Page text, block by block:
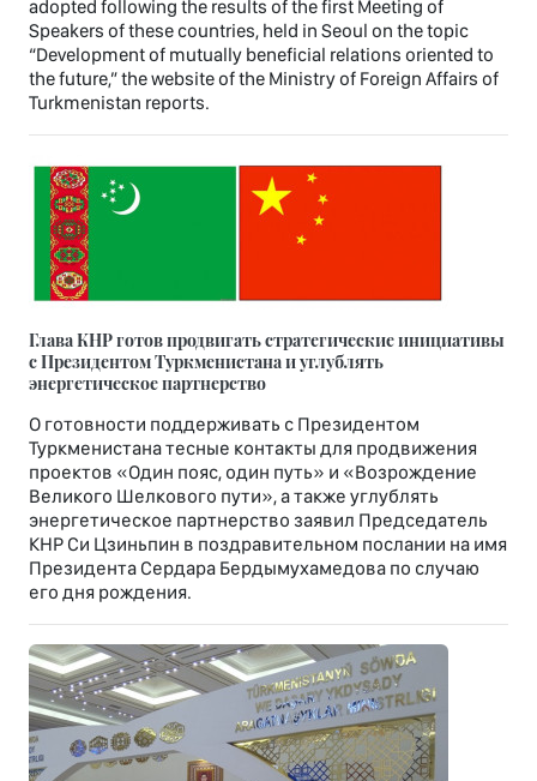
adopted following the results of the first Meeting of
Speakers of these countries, held in Seoul on the topic
“Development of mutually beneficial relations oriented to
the future,” the website of the Ministry of Foreign Affairs of
Turkmenistan reports.
Глава КНР готов продвигать стратегические инициативы
с Президентом Туркменистана и углублять
энергетическое партнерство
О готовности поддерживать с Президентом
Туркменистана тесные контакты для продвижения
проектов «Один пояс, один путь» и «Возрождение
Великого Шелкового пути», а также углублять
энергетическое партнерство заявил Председатель
КНР Си Цзиньпин в поздравительном послании на имя
Президента Сердара Бердымухамедова по случаю
его дня рождения.